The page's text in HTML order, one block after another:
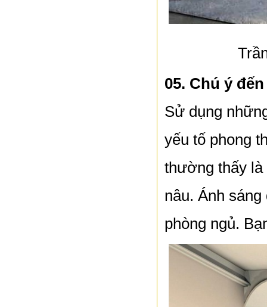
05. Chú ý
Sử dụng
yếu tố phong
thường thấy
nâu. Ánh
phòng ngủ.